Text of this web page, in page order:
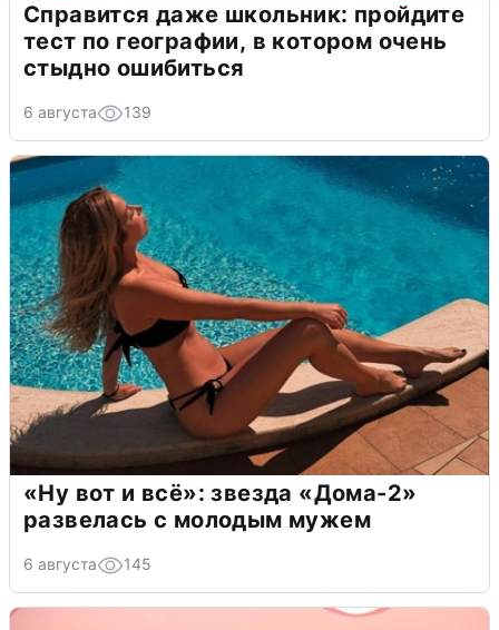
Справится даже школьник: пройдите
тест по географии, в котором очень
стыдно ошибиться
6 августа 139
«Ну вот и всё»: звезда «Дома-2»
развелась с молодым мужем
6 августа 145